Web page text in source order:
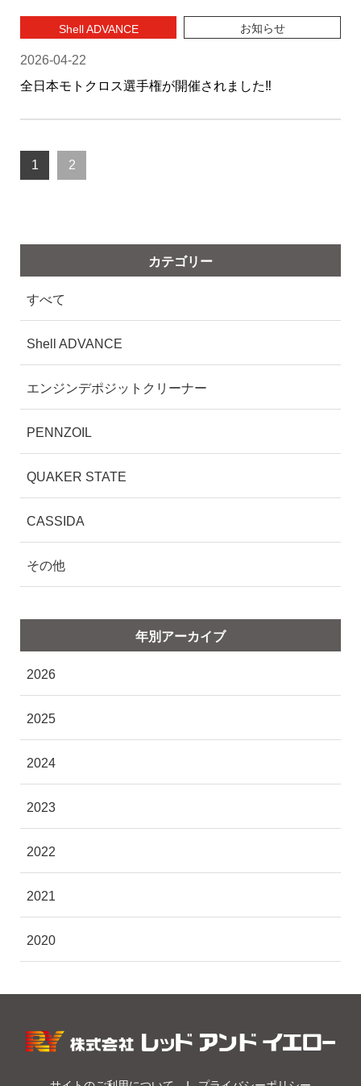
Shell ADVANCE お知らせ
2026-04-22
全日本モトクロス選手権が開催されました‼
1 2
カテゴリー
すべて
Shell ADVANCE
エンジンデポジットクリーナー
PENNZOIL
QUAKER STATE
CASSIDA
その他
年別アーカイブ
2026
2025
2024
2023
2022
2021
2020